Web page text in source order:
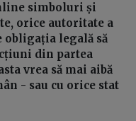
simboluri și
orice autoritate a
obligația legală să
din partea
vrea să mai aibă
- sau cu orice stat